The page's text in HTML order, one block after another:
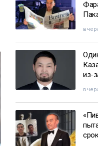
из-
срок